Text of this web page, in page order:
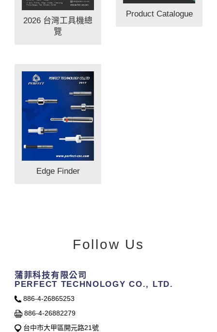
2026 台灣工具機總
覽
Product Catalogue
Edge Finder
Follow Us
蒲菲科技有限公司
PERFECT TECHNOLOGY CO., LTD.
886-4-26865253
886-4-26882279
台中市大甲區開元路21號